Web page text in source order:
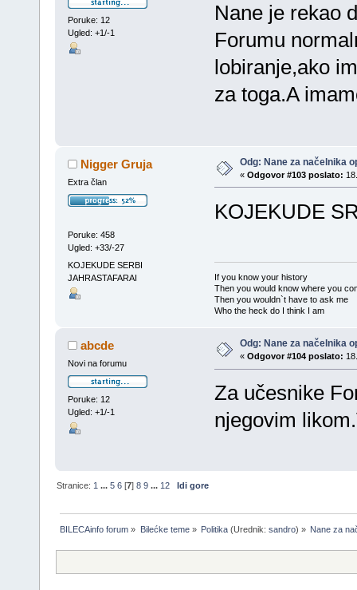
Poruke: 12
Ugled: +1/-1
Nane je rekao
Forumu
lobiranje,ako
za toga.A
Nigger Gruja
Extra član
Poruke: 458
Ugled: +33/-27
KOJEKUDE SERBI
JAHRASTAFARAI
Odg: Nane za načelnika
« Odgovor #103 poslato:
KOJEKUDE
If you know your history
Then you would know where you
Then you wouldn`t have to ask me
Who the heck do I think I am
abcde
Novi na forumu
Poruke: 12
Ugled: +1/-1
Odg: Nane za načelnika
« Odgovor #104 poslato:
Za učesnike
njegovim
Stranice: 1 ...5 6 [7]8 9 ... 12 Idi gore
BILECAinfo forum » Bilećke teme» Politika(Urednik: sandro) » Nane za